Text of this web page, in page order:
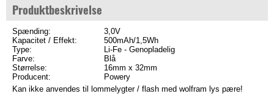
Produktbeskrivelse
Spænding:
3,0V
Kapacitet / Effekt:
500mAh/1,5Wh
Type:
Li-Fe - Genopladelig
Farve:
Blå
Størrelse:
16mm x 32mm
Producent:
Powery
Kan ikke anvendes til lommelygter / flash med wolfram lys pære!